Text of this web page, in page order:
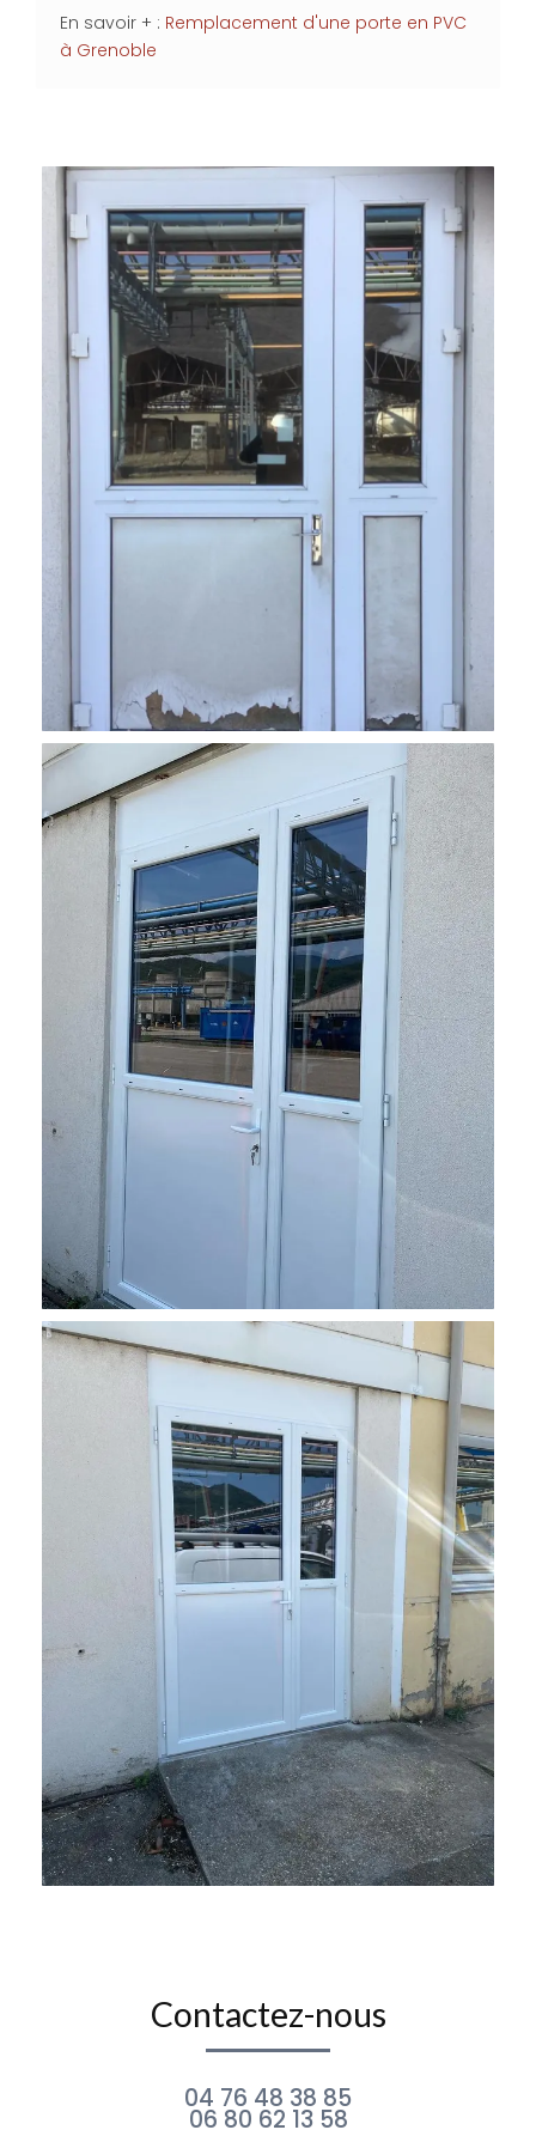
En savoir + : Remplacement d'une porte en PVC
à Grenoble
Contactez-nous
04 76 48 38 85
06 80 62 13 58